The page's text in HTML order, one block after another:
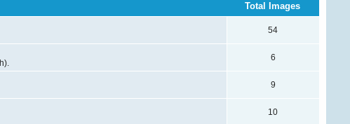
Total Images
54
6
9
10